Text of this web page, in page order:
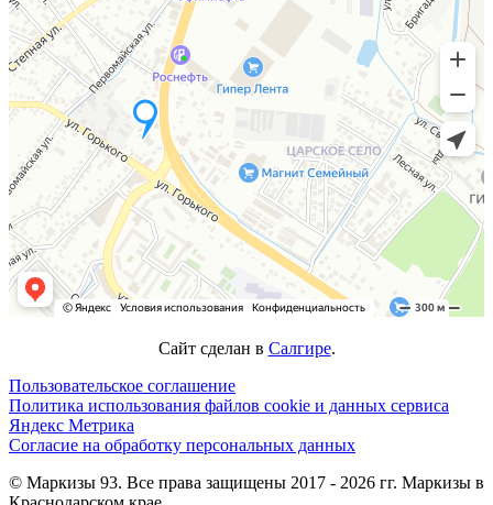
Сайт сделан в Салгире.
Пользовательское соглашение
Политика использования файлов cookie и данных сервиса
Яндекс Метрика
Согласие на обработку персональных данных
© Маркизы 93. Все права защищены 2017 - 2026 гг. Маркизы в